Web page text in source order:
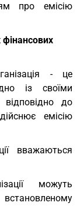
про емісію
фінансових
- це
із своїми
до
емісію
вважаються
можуть